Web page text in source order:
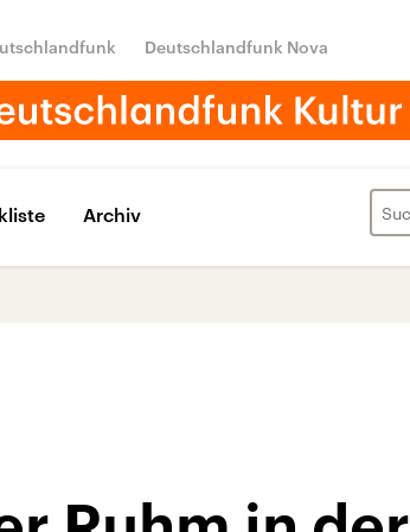
Deutschlandfunk Nova
Archiv